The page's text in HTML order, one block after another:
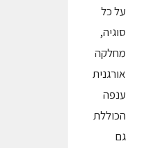
על כל
סוגיה,
מחלקה
אורגנית
ענפה
הכוללת
גם